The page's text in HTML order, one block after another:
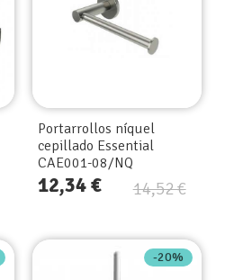
Portarrollos níquel
cepillado Essential
CAE001-08/NQ
14,52 €
12,34 €
-20%